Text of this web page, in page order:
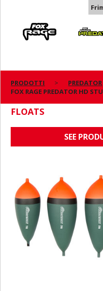
Predator
PRODOTTI PREDATOR
FOX RAGE PREDATOR HD
FLOATS
SEE